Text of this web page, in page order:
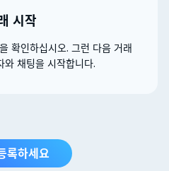
시작
확인하십시오. 그런 다음 거래
와 채팅을 시작합니다.
록하세요